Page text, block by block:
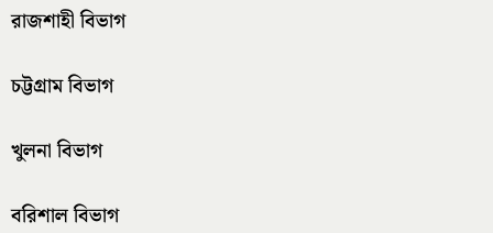
রাজশাহী বিভাগ
চট্টগ্রাম বিভাগ
খুলনা বিভাগ
বরিশাল বিভাগ